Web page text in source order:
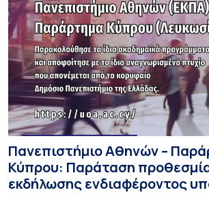
Πανεπιστήμιο Αθηνών –
Κύπρου: Παράταση
εκδήλωσης ενδιαφέροντος